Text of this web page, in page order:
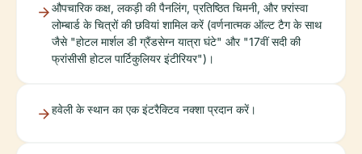
औपचारिक कक्ष, लकड़ी की पैनलिंग, प्रतिष्ठित चिमनी, और फ़्रांस्वा
लोम्बार्ड के चित्रों की छवियां शामिल करें (वर्णनात्मक ऑल्ट टैग के साथ
जैसे "होटल मार्शल डी ग्रैंडसेग्न यात्रा घंटे" और "17वीं सदी की
फ्रांसीसी होटल पार्टिकुलियर इंटीरियर")।
हवेली के स्थान का एक इंटरैक्टिव नक्शा प्रदान करें।